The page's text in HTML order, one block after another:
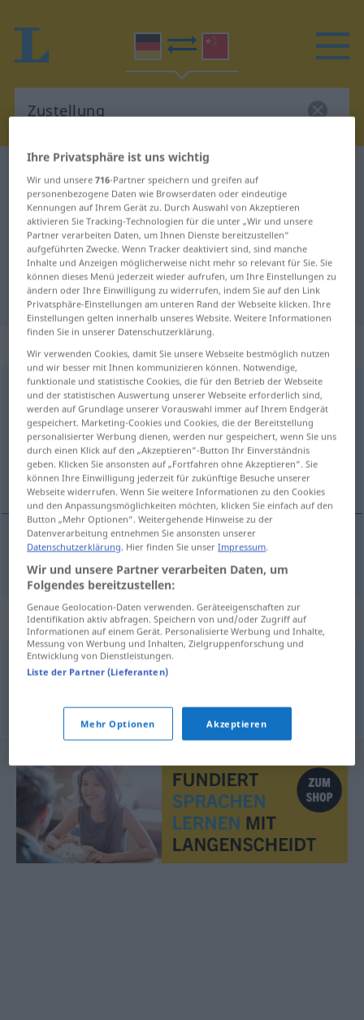
Deutsch-Chinesisch Übersetzung
für "Zustellung"
"Zustellung" Chinesisch
Übersetzung
„Zustellung“: Femininum
Zustellungf
Übersicht aller Übersetzungen
(Für mehr Details die Übersetzung anklicken/antippen)
投递
Synonyme für "Zustellung"
Rutsche (ugs., salopp),Lieferung
© OpenThesaurus.de
Ihre Privatsphäre ist uns wichtig
Wir und unsere716-Partner speichern und greifen auf
personenbezogene Daten wie Browserdaten oder eindeutige
Kennungen auf Ihrem Gerät zu. Durch Auswahl von Akzeptieren
aktivieren Sie Tracking-Technologien für die unter „Wir und unsere
Partner verarbeiten Daten, um Ihnen Dienste bereitzustellen“
aufgeführten Zwecke. Wenn Tracker deaktiviert sind, sind manche
Inhalte und Anzeigen möglicherweise nicht mehr so relevant für Sie. Sie
können dieses Menü jederzeit wieder aufrufen, um Ihre Einstellungen zu
ändern oder Ihre Einwilligung zu widerrufen, indem Sie auf den Link
Privatsphäre-Einstellungen am unteren Rand der Webseite klicken. Ihre
Einstellungen gelten innerhalb unseres Website. Weitere Informationen
finden Sie in unserer Datenschutzerklärung.
Wir verwenden Cookies, damit Sie unsere Webseite bestmöglich nutzen
und wir besser mit Ihnen kommunizieren können. Notwendige,
funktionale und statistische Cookies, die für den Betrieb der Webseite
und der statistischen Auswertung unserer Webseite erforderlich sind,
werden auf Grundlage unserer Vorauswahl immer auf Ihrem Endgerät
gespeichert. Marketing-Cookies und Cookies, die der Bereitstellung
personalisierter Werbung dienen, werden nur gespeichert, wenn Sie uns
durch einen Klick auf den „Akzeptieren“-Button Ihr Einverständnis
geben. Klicken Sie ansonsten auf „Fortfahren ohne Akzeptieren“. Sie
können Ihre Einwilligung jederzeit für zukünftige Besuche unserer
Webseite widerrufen. Wenn Sie weitere Informationen zu den Cookies
und den Anpassungsmöglichkeiten möchten, klicken Sie einfach auf den
Button „Mehr Optionen“. Weitergehende Hinweise zu der
Datenverarbeitung entnehmen Sie ansonsten unserer
Datenschutzerklärung. Hier finden Sie unserImpressum.
Wir und unsere Partner verarbeiten Daten, um
Folgendes bereitzustellen:
Genaue Geolocation-Daten verwenden. Geräteeigenschaften zur
Identifikation aktiv abfragen. Speichern von und/oder Zugriff auf
Informationen auf einem Gerät. Personalisierte Werbung und Inhalte,
Messung von Werbung und Inhalten, Zielgruppenforschung und
Entwicklung von Dienstleistungen.
Liste der Partner (Lieferanten)
Mehr Optionen Akzeptieren